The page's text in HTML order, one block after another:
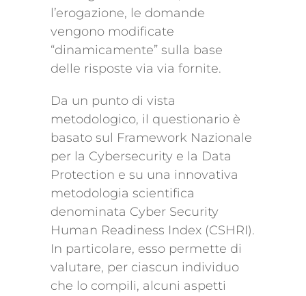
l’erogazione, le domande
vengono modificate
“dinamicamente” sulla base
delle risposte via via fornite.
Da un punto di vista
metodologico, il questionario è
basato sul Framework Nazionale
per la Cybersecurity e la Data
Protection e su una innovativa
metodologia scientifica
denominata Cyber Security
Human Readiness Index (CSHRI).
In particolare, esso permette di
valutare, per ciascun individuo
che lo compili, alcuni aspetti